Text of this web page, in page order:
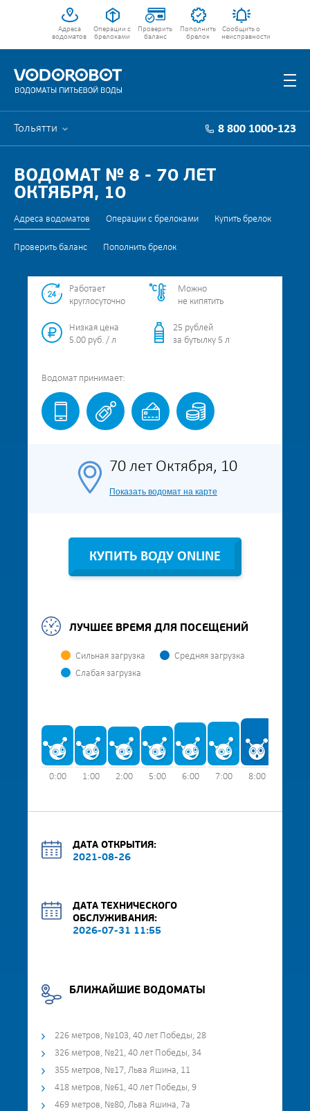
Адреса
водоматов
Операции с
брелоками
Проверить
баланс
Пополнить
брелок
Сообщить о
неисправности
Тольятти 8 800 1000-123
ВОДОМАТ № 8 - 70 ЛЕТ
ОКТЯБРЯ, 10
Адреса водоматов Операции с брелоками Купить брелок
Проверить баланс Пополнить брелок
Работает
круглосуточно
Можно
не кипятить
Низкая цена
5.00 руб. / л
25 рублей
за бутылку 5 л
Водомат принимает:
70 лет Октября, 10
Показать водомат на карте
КУПИТЬ ВОДУ ONLINE
ЛУЧШЕЕ ВРЕМЯ ДЛЯ ПОСЕЩЕНИЙ
Сильная загрузка
Средняя загрузка
Слабая загрузка
0:00 1:00 2:00 5:00 6:00 7:00 8:00
ДАТА ОТКРЫТИЯ:
2021-08-26
ДАТА ТЕХНИЧЕСКОГО
ОБСЛУЖИВАНИЯ:
2026-07-31 11:55
БЛИЖАЙШИЕ ВОДОМАТЫ
226 метров, №103, 40 лет Победы, 28
326 метров, №21, 40 лет Победы, 34
355 метров, №17, Льва Яшина, 11
418 метров, №61, 40 лет Победы, 9
469 метров, №80, Льва Яшина, 7а